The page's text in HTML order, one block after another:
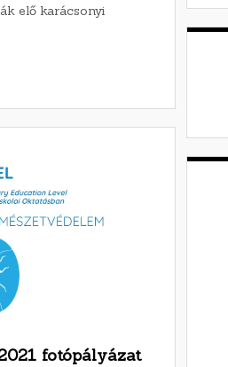
elő karácsonyi
fotópályázat